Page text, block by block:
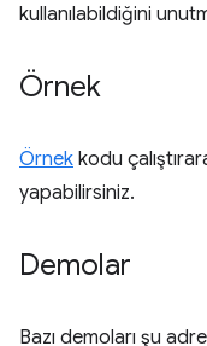
kullanılabildiğini
Örnek
Örnek kodu
yapabilirsiniz.
Demolar
Bazı demoları şu